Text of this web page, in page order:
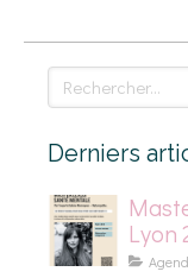
Rechercher
Derniers
Lyon